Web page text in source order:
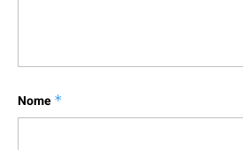
Nome *